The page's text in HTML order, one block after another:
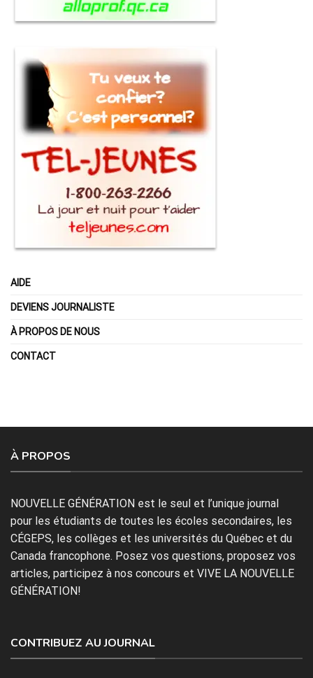
AIDE
DEVIENS JOURNALISTE
À PROPOS DE NOUS
CONTACT
À PROPOS
NOUVELLE GÉNÉRATION est le seul et l’unique journal
pour les étudiants de toutes les écoles secondaires, les
CÉGEPS, les collèges et les universités du Québec et du
Canada francophone. Posez vos questions, proposez vos
articles, participez à nos concours et VIVE LA NOUVELLE
GÉNÉRATION!
CONTRIBUEZ AU JOURNAL